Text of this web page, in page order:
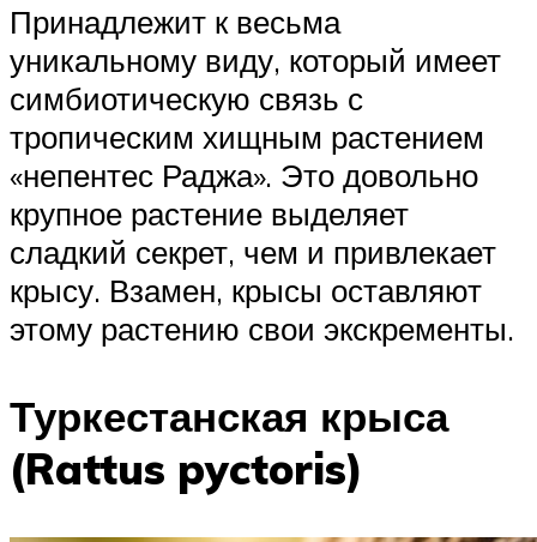
Принадлежит к весьма
уникальному виду, который имеет
симбиотическую связь с
тропическим хищным растением
«непентес Раджа». Это довольно
крупное растение выделяет
сладкий секрет, чем и привлекает
крысу. Взамен, крысы оставляют
этому растению свои экскременты.
Туркестанская крыса
(Rattus pyctoris)